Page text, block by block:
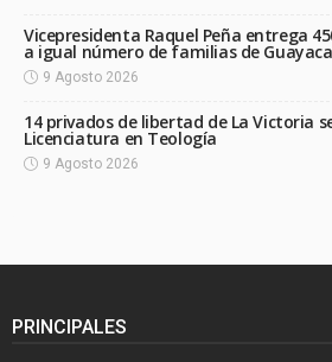
Vicepresidenta Raquel Peña entrega
a igual número de familias de
9 Agosto 2026
14 privados de libertad de La Victoria
Licenciatura en Teología
9 Agosto 2026
PRINCIPALES